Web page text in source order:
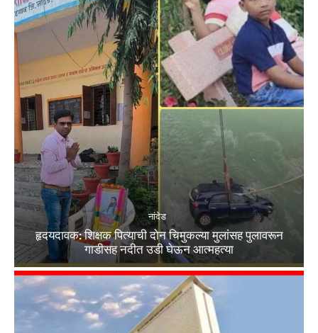
नांदेड
हृदयदावक: शिक्षक पित्याची दोन चिमुकल्या मुलांसह पुलावरून
गाडीसह नदीत उडी घेऊन आत्महत्या